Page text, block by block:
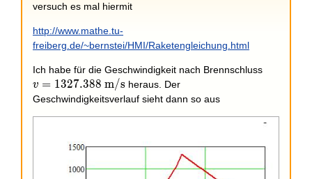
versuch es mal hiermit
http://www.mathe.tu-
freiberg.de/~bernstei/HMI/Raketengleichung.html
Ich habe für die Geschwindigkeit nach Brennschluss
v = 1327.388 m/s heraus. Der
Geschwindigkeitsverlauf sieht dann so aus